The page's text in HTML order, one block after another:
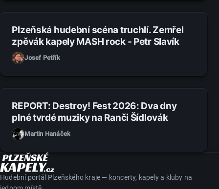
Plzeňská hudební scéna truchlí. Zemřel
zpěvák kapely MASH rock - Petr Slavík
Josef Petřík
REPORT: Destroy! Fest 2026: Dva dny
plné tvrdé muziky na Ranči Šídlovák
Martin Hanáček
Hudební portál Plzeňského kraje — koncerty, kapely a kluby na